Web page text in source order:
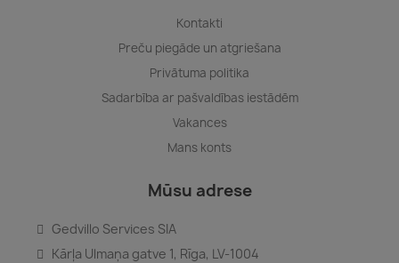
Kontakti
Preču piegāde un atgriešana
Privātuma politika
Sadarbība ar pašvaldības iestādēm
Vakances
Mans konts
Mūsu adrese
Gedvillo Services SIA
Kārļa Ulmaņa gatve 1, Rīga, LV-1004